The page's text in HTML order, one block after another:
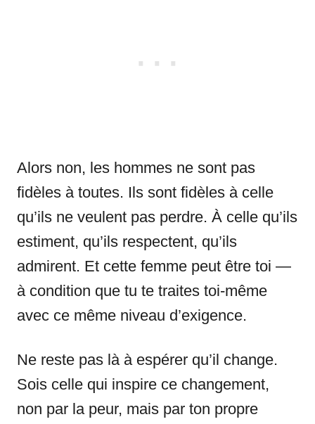
Alors non, les hommes ne sont pas
fidèles à toutes. Ils sont fidèles à celle
qu’ils ne veulent pas perdre. À celle qu’ils
estiment, qu’ils respectent, qu’ils
admirent. Et cette femme peut être toi —
à condition que tu te traites toi-même
avec ce même niveau d’exigence.
Ne reste pas là à espérer qu’il change.
Sois celle qui inspire ce changement,
non par la peur, mais par ton propre